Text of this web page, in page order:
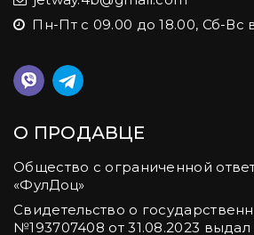
Пн-Пт с 09.00 до 18.00, Сб-Вс
О ПРОДАВЦЕ
Общество с ограниченной
«ФулДоц»
Свидетельство о
№‎193707408 от 31.08.2023